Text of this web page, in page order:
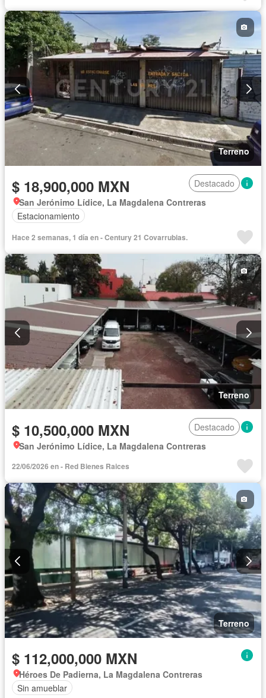
Terreno
$ 18,900,000 MXN
Destacado
San Jerónimo Lídice, La Magdalena Contreras
Estacionamiento
Hace 2 semanas, 1 día en - Century 21 Covarrubias.
Terreno
$ 10,500,000 MXN
Destacado
San Jerónimo Lídice, La Magdalena Contreras
22/06/2026 en - Red Bienes Raices
Terreno
$ 112,000,000 MXN
Héroes De Padierna, La Magdalena Contreras
Sin amueblar